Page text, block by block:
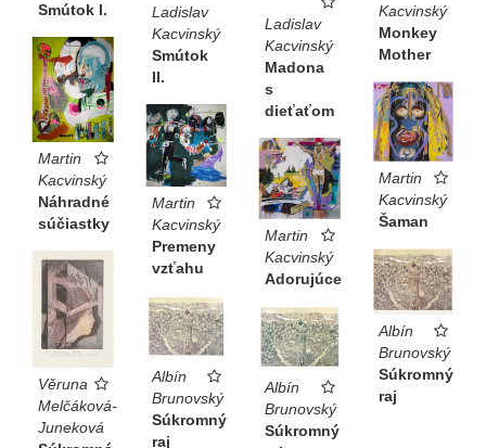
Smútok I.
Ladislav
Kacvinský
Smútok
II.
Ladislav
Kacvinský
Madona
s
dieťaťom
Kacvinský
Monkey
Mother
Martin
Kacvinský
Náhradné
súčiastky
Martin
Kacvinský
Šaman
Martin
Kacvinský
Premeny
vzťahu
Martin
Kacvinský
Adorujúce
Albín
Brunovský
Súkromný
raj
Věruna
Melčáková-
Juneková
Albín
Brunovský
Súkromný
raj
Albín
Brunovský
Súkromný